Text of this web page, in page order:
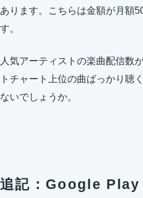
あります。こちらは金額が月額
す。
人気アーティストの楽曲配信数
トチャート上位の曲ばっかり聴
ないでしょうか。
追記：Google